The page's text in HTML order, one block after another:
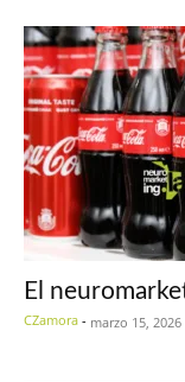
El
CZamora - marzo 15, 2026